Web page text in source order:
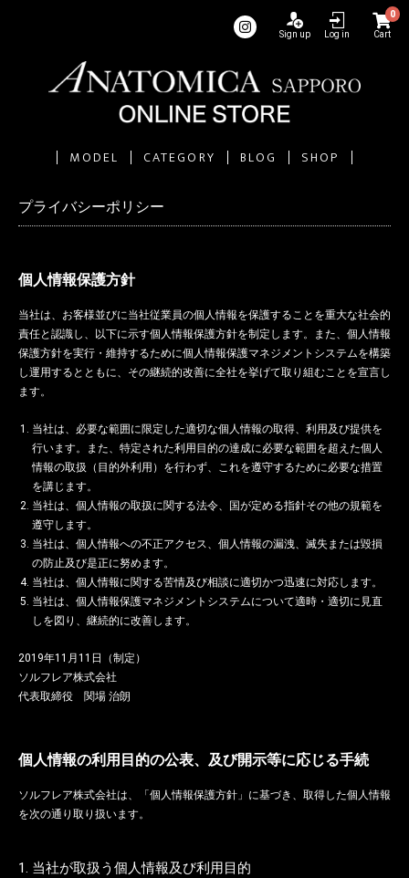
Sign up Log in
0
Cart
MODEL CATEGORY BLOG SHOP
プライバシーポリシー
個人情報保護方針
当社は、お客様並びに当社従業員の個人情報を保護することを重大な社会的
責任と認識し、以下に示す個人情報保護方針を制定します。また、個人情報
保護方針を実行・維持するために個人情報保護マネジメントシステムを構築
し運用するとともに、その継続的改善に全社を挙げて取り組むことを宣言し
ます。
当社は、必要な範囲に限定した適切な個人情報の取得、利用及び提供を
行います。また、特定された利用目的の達成に必要な範囲を超えた個人
情報の取扱（目的外利用）を行わず、これを遵守するために必要な措置
を講じます。
当社は、個人情報の取扱に関する法令、国が定める指針その他の規範を
遵守します。
当社は、個人情報への不正アクセス、個人情報の漏洩、滅失または毀損
の防止及び是正に努めます。
当社は、個人情報に関する苦情及び相談に適切かつ迅速に対応します。
当社は、個人情報保護マネジメントシステムについて適時・適切に見直
しを図り、継続的に改善します。
2019年11月11日（制定）
ソルフレア株式会社
代表取締役 関場 治朗
個人情報の利用目的の公表、及び開示等に応じる手続
ソルフレア株式会社は、「個人情報保護方針」に基づき、取得した個人情報
を次の通り取り扱います。
1. 当社が取扱う個人情報及び利用目的